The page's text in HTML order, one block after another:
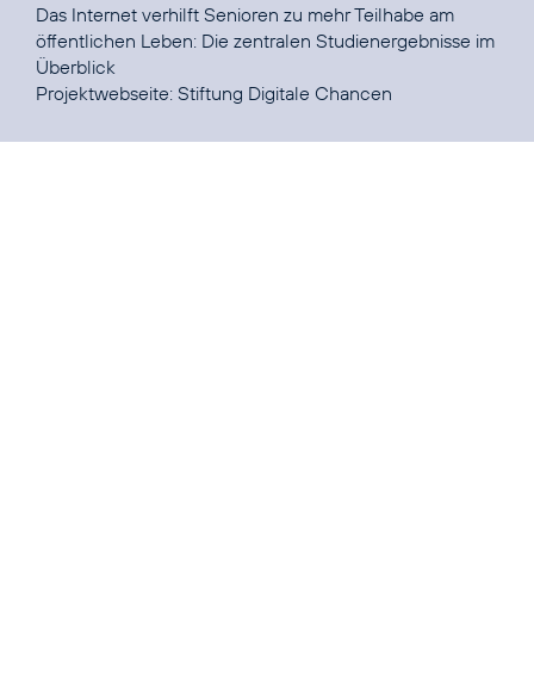
Das Internet verhilft Senioren zu mehr Teilhabe am
öffentlichen Leben: Die zentralen Studienergebnisse im
Überblick
Projektwebseite: Stiftung Digitale Chancen